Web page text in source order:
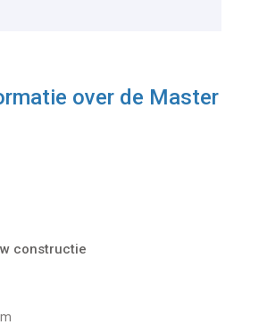
over de Master
constructie